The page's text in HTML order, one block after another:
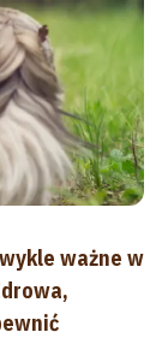
ważne w